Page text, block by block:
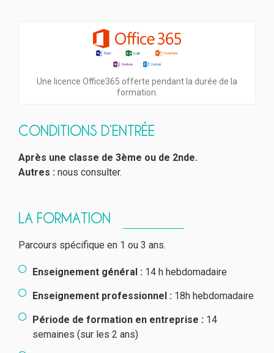
Une licence Office365 offerte pendant la durée de la
formation.
CONDITIONS D’ENTRÉE
Après une classe de 3ème ou de 2nde.
Autres : nous consulter.
LA FORMATION
Parcours spécifique en 1 ou 3 ans.
Enseignement général :14 h hebdomadaire
Enseignement professionnel :18h hebdomadaire
Période de formation en entreprise :14
semaines (sur les 2 ans)